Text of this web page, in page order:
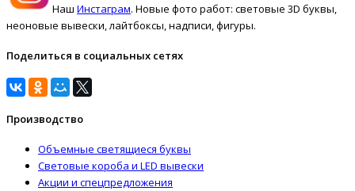
Наш Инстаграм. Новые фото работ: световые 3D буквы,
неоновые вывески, лайтбоксы, надписи, фигуры.
Поделиться в социальных сетях
Производство
Объемные светящиеся буквы
Световые короба и LED вывески
Акции и спецпредложения